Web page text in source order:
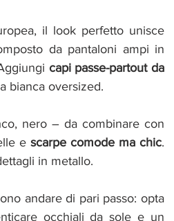
da pantaloni ampi in
capi passe-partout da
bianca oversized.
nero – da combinare con
e scarpe comode ma chic.
in metallo.
andare di pari passo: opta
occhiali da sole e un